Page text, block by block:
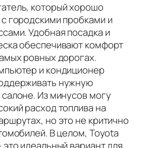
который хорошо
городскими пробками и
Удобная посадка и
обеспечивают комфорт
ровных дорогах.
и кондиционер
нужную
Из минусов могу
расход топлива на
но это не критично
В целом, Toyota
идеальный вариант для